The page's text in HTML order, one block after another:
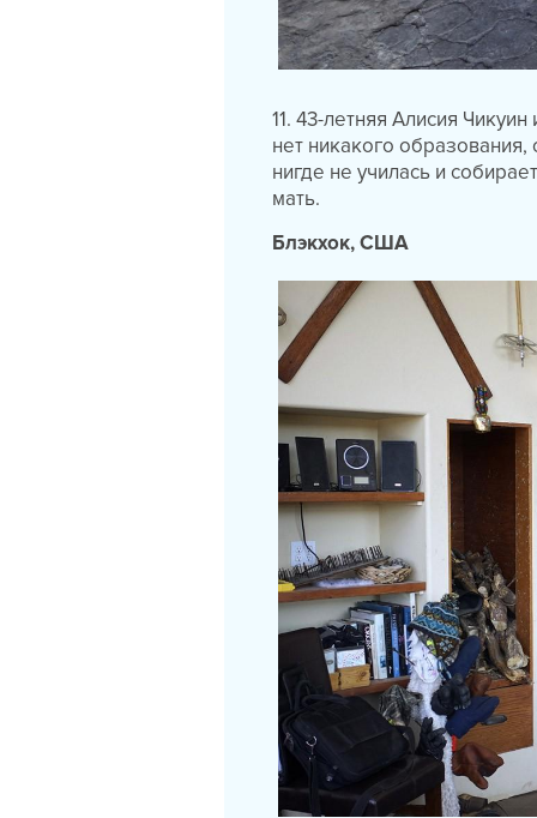
11. 43-летняя Алисия
нет никакого
нигде не училась и
мать.
Блэкхок, США